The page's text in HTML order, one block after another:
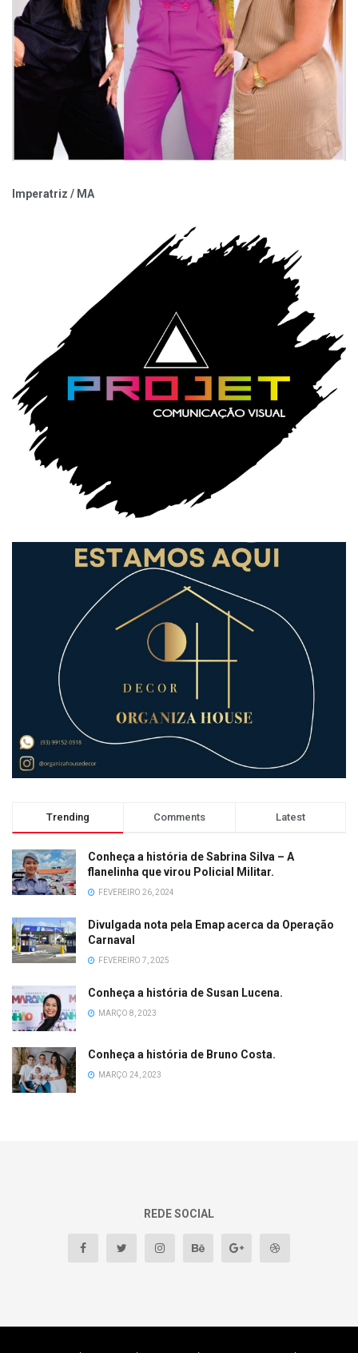
Imperatriz / MA
Trending Comments Latest
Conheça a história de Sabrina Silva – A
flanelinha que virou Policial Militar.
FEVEREIRO 26, 2024
Divulgada nota pela Emap acerca da Operação
Carnaval
FEVEREIRO 7, 2025
Conheça a história de Susan Lucena.
MARÇO 8, 2023
Conheça a história de Bruno Costa.
MARÇO 24, 2023
REDE SOCIAL